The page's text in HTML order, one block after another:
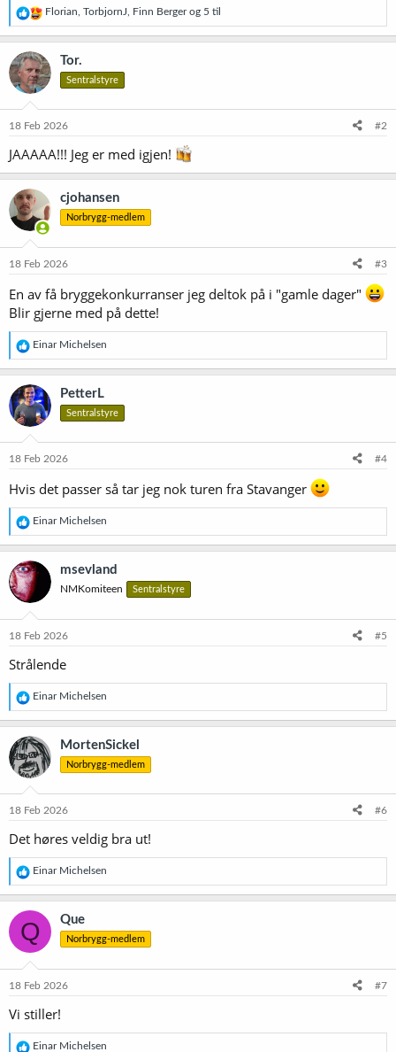
R
e
a
s
j
n
e
:
Florian TorbjornJ Finn Bergerog 5 til
Tor.
Sentralstyre
18 Feb 2026 #2
JAAAAA!!! Jeg er med igjen!
cjohansen
Norbrygg-medlem
18 Feb 2026 #3
En av få bryggekonkurranser jeg deltok på i "gamle dager"
Blir gjerne med på dette!
R
e
a
k
s
j
o
e
:
Einar Michelsen
PetterL
Sentralstyre
18 Feb 2026 #4
Hvis det passer så tar jeg nok turen fra Stavanger
R
e
a
k
s
j
o
e
:
Einar Michelsen
msevland
NMKomiteen Sentralstyre
18 Feb 2026 #5
Strålende
R
e
a
k
s
j
o
e
Einar Michelsen
MortenSickel
Norbrygg-medlem
18 Feb 2026 #6
Det høres veldig bra ut!
R
e
a
k
s
j
o
e
:
Einar Michelsen
Q Que
Norbrygg-medlem
18 Feb 2026 #7
Vi stiller!
R
Einar Michelsen